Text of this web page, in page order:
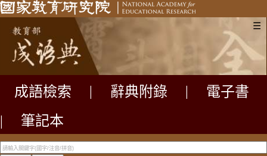
☰
成語檢索 辭典附錄
電子書
|
筆記本